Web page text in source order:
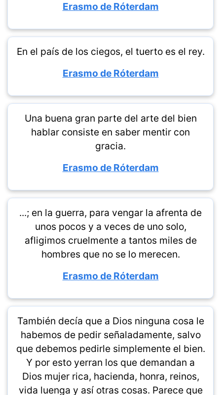
Erasmo de Róterdam
En el país de los ciegos, el tuerto es el rey.
Erasmo de Róterdam
Una buena gran parte del arte del bien
hablar consiste en saber mentir con
gracia.
Erasmo de Róterdam
...; en la guerra, para vengar la afrenta de
unos pocos y a veces de uno solo,
afligimos cruelmente a tantos miles de
hombres que no se lo merecen.
Erasmo de Róterdam
También decía que a Dios ninguna cosa le
habemos de pedir señaladamente, salvo
que debemos pedirle simplemente el bien.
Y por esto yerran los que demandan a
Dios mujer rica, hacienda, honra, reinos,
vida luenga y así otras cosas. Parece que